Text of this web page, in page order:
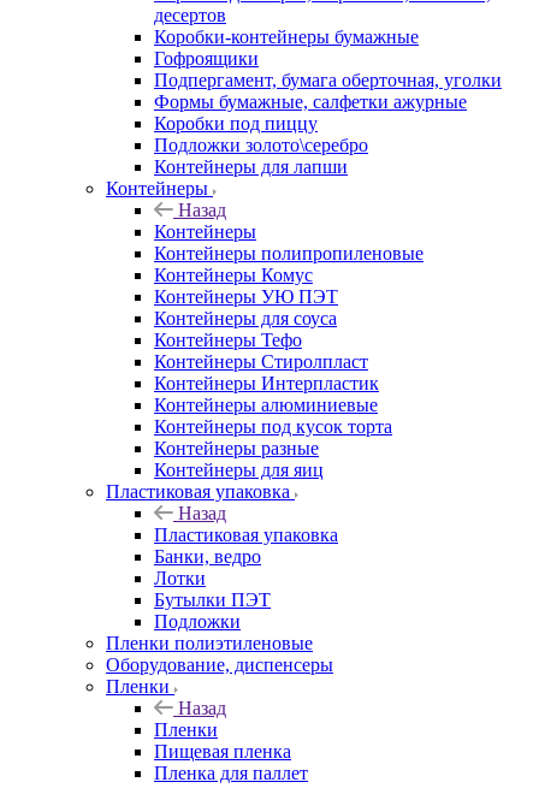
десертов
Коробки-контейнеры бумажные
Гофроящики
Подпергамент, бумага оберточная, уголки
Формы бумажные, салфетки ажурные
Коробки под пиццу
Подложки золото\серебро
Контейнеры для лапши
Контейнеры
Назад
Контейнеры
Контейнеры полипропиленовые
Контейнеры Комус
Контейнеры УЮ ПЭТ
Контейнеры для соуса
Контейнеры Тефо
Контейнеры Стиролпласт
Контейнеры Интерпластик
Контейнеры алюминиевые
Контейнеры под кусок торта
Контейнеры разные
Контейнеры для яиц
Пластиковая упаковка
Назад
Пластиковая упаковка
Банки, ведро
Лотки
Бутылки ПЭТ
Подложки
Пленки полиэтиленовые
Оборудование, диспенсеры
Пленки
Назад
Пленки
Пищевая пленка
Пленка для паллет